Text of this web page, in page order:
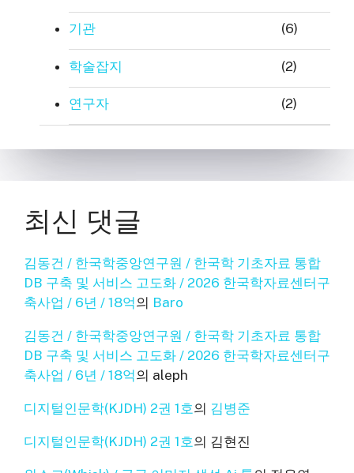
기관 (6)
학술잡지 (2)
연구자 (2)
최신 댓글
김동건 / 한국학중앙연구원 / 한국학 기초자료 통합
DB 구축 및 서비스 고도화 / 2026 한국학자료센터구
축사업 / 6년 / 18억의 Baro
김동건 / 한국학중앙연구원 / 한국학 기초자료 통합
DB 구축 및 서비스 고도화 / 2026 한국학자료센터구
축사업 / 6년 / 18억의 aleph
디지털인문학(KJDH) 2권 1호의 김병준
디지털인문학(KJDH) 2권 1호의 김현진